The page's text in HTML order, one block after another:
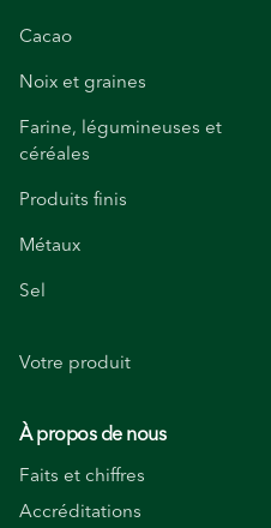
Cacao
Noix et graines
Farine, légumineuses et
céréales
Produits finis
Métaux
Sel
Votre produit
À propos de nous
Faits et chiffres
Accréditations